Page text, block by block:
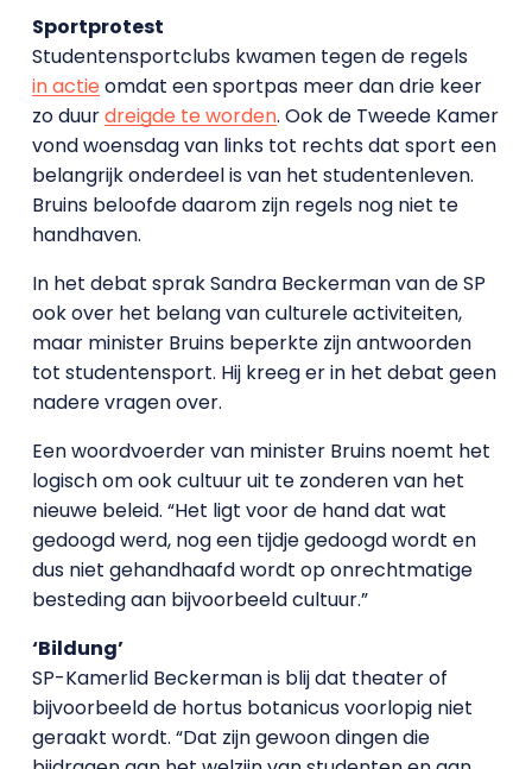
Sportprotest
Studentensportclubs kwamen tegen de regels
in actieomdat een sportpas meer dan drie keer
zo duurdreigde te worden. Ook de Tweede Kamer
vond woensdag van links tot rechts dat sport een
belangrijk onderdeel is van het studentenleven.
Bruins beloofde daarom zijn regels nog niet te
handhaven.
In het debat sprak Sandra Beckerman van de SP
ook over het belang van culturele activiteiten,
maar minister Bruins beperkte zijn antwoorden
tot studentensport. Hij kreeg er in het debat geen
nadere vragen over.
Een woordvoerder van minister Bruins noemt het
logisch om ook cultuur uit te zonderen van het
nieuwe beleid. “Het ligt voor de hand dat wat
gedoogd werd, nog een tijdje gedoogd wordt en
dus niet gehandhaafd wordt op onrechtmatige
besteding aan bijvoorbeeld cultuur.”
‘Bildung’
SP-Kamerlid Beckerman is blij dat theater of
bijvoorbeeld de hortus botanicus voorlopig niet
geraakt wordt. “Dat zijn gewoon dingen die